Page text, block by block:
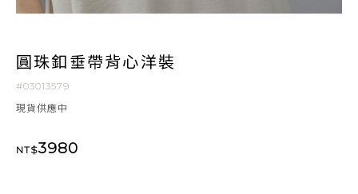
圓珠釦垂帶背心洋裝
#03013579
現貨供應中
NT$3980